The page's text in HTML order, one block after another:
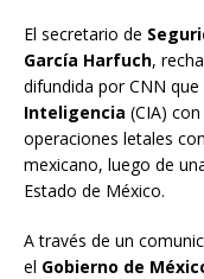
El secretario de
García Harfuch,
difundida por CNN que
Inteligencia (CIA)
operaciones letales
mexicano, luego de
Estado de México.
A través de un
el Gobierno de